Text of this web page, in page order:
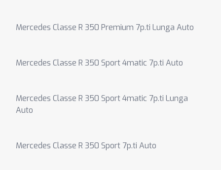
Mercedes Classe R 350 Premium 7p.ti Lunga Auto
Mercedes Classe R 350 Sport 4matic 7p.ti Auto
Mercedes Classe R 350 Sport 4matic 7p.ti Lunga
Auto
Mercedes Classe R 350 Sport 7p.ti Auto